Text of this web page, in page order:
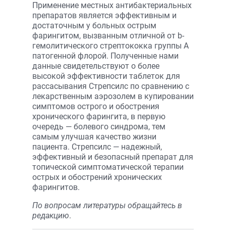
Применение местных антибактериальных
препаратов является эффективным и
достаточным у больных острым
фарингитом, вызванным отличной от b-
гемолитического стрептококка группы А
патогенной флорой. Полученные нами
данные свидетельствуют о более
высокой эффективности таблеток для
рассасывания Стрепсилс по сравнению с
лекарственным аэрозолем в купировании
симптомов острого и обострения
хронического фарингита, в первую
очередь — болевого синдрома, тем
самым улучшая качество жизни
пациента. Стрепсилс — надежный,
эффективный и безопасный препарат для
топической симптоматической терапии
острых и обострений хронических
фарингитов.
По вопросам литературы обращайтесь в
редакцию.